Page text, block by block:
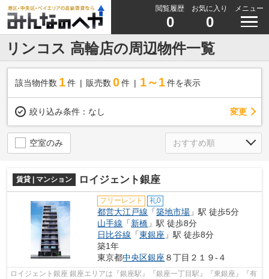
閲覧履歴
0
お気に入り
0
メニュー
リンコス 高輪店の周辺物件一覧
該当物件数 1件 販売数 0 件 1～1 件を表示
絞り込み条件： なし 変更
空室のみ
賃貸 | マンション ロイジェント銀座
フリーレント 礼0
都営大江戸線 「築地市場 」駅 徒歩5分
山手線 「新橋 」駅 徒歩8分
日比谷線 「東銀座 」駅 徒歩8分
築1年
東京都中央区銀座 ８丁目２１９-４
ロイジェント銀座 銀座エリアは『銀座駅』『銀座一丁目駅』『東銀座』『有